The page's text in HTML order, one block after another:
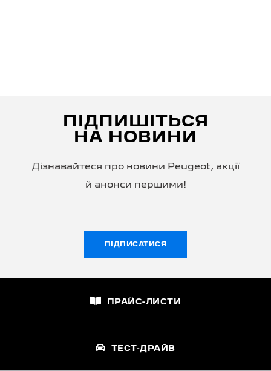
ПІДПИШІТЬСЯ
НА НОВИНИ
Дізнавайтеся про новини Peugeot, акції
й анонси першими!
ПІДПИСАТИСЯ
ПРАЙС-ЛИСТИ
ТЕСТ-ДРАЙВ